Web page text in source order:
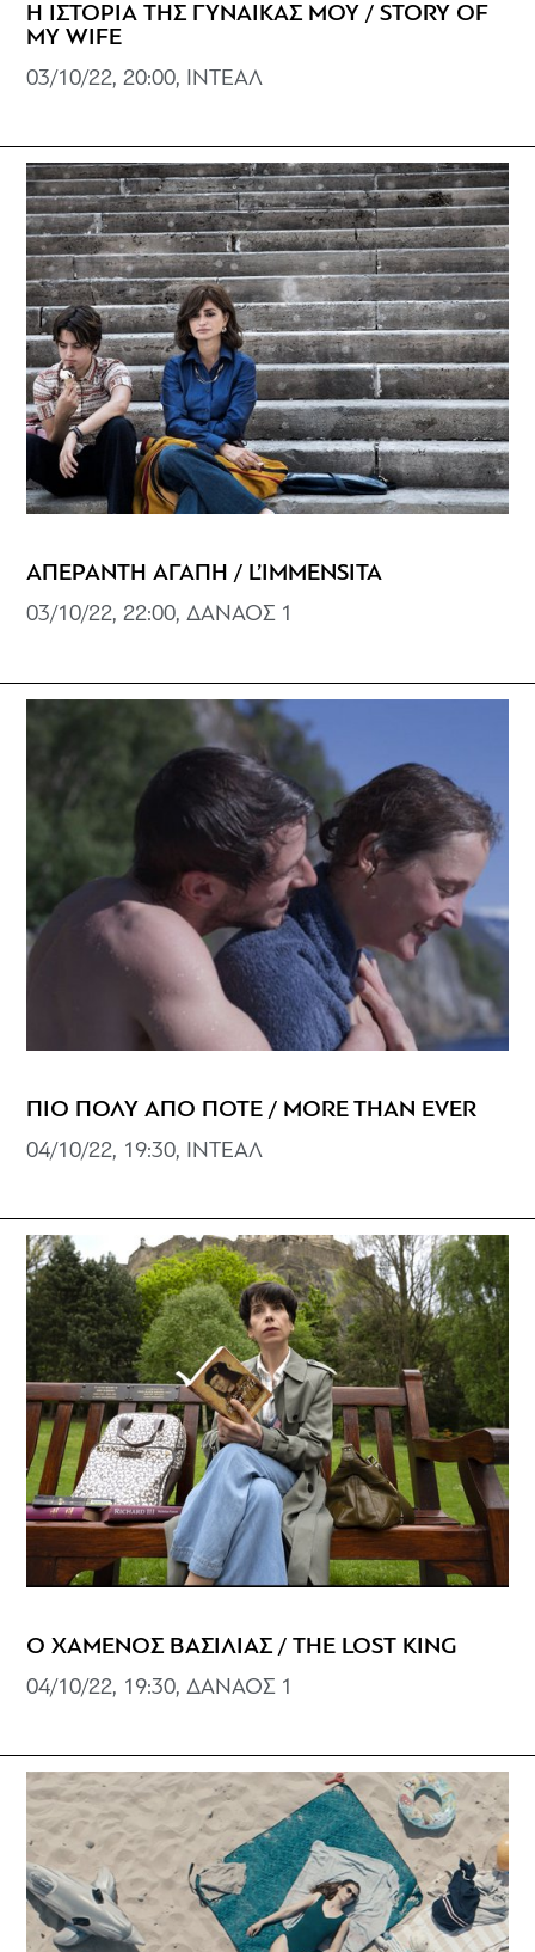
Η ΙΣΤΟΡΙΑ ΤΗΣ ΓΥΝΑΙΚΑΣ ΜΟΥ / STORY OF
MY WIFE
03/10/22, 20:00, ΙΝΤΕΑΛ
ΑΠΕΡΑΝΤΗ ΑΓΑΠΗ / L’IMMENSITA
03/10/22, 22:00, ΔΑΝΑΟΣ 1
ΠΙΟ ΠΟΛΥ ΑΠΟ ΠΟΤΕ / MORE THAN EVER
04/10/22, 19:30, ΙNTEAΛ
Ο ΧΑΜΕΝΟΣ ΒΑΣΙΛΙΑΣ / THE LOST KING
04/10/22, 19:30, ΔΑΝΑΟΣ 1